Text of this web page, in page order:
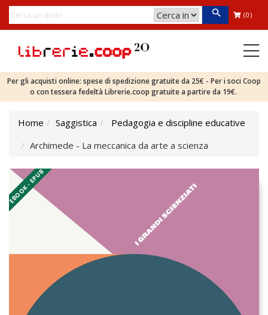
(0)
Per gli acquisti online: spese di spedizione gratuite da 25€ - Per i soci Coop
o con tessera fedeltà Librerie.coop gratuite a partire da 19€.
Home Saggistica
Pedagogia e discipline educative
Archimede - La meccanica da arte a scienza
EBOOK - EPUB